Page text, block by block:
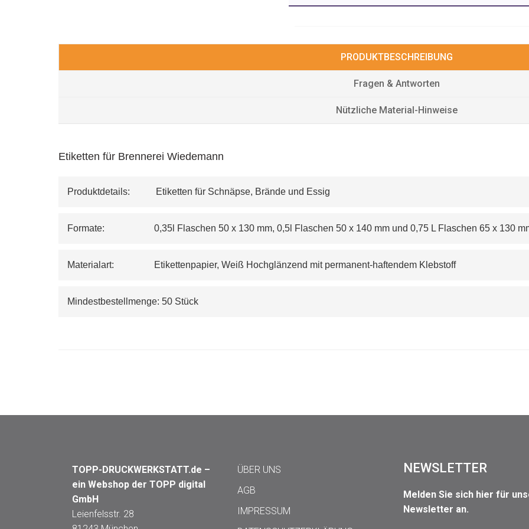
PRODUKTBESCHREIBUNG
Fragen & Antworten
Nützliche Material-Hinweise
Etiketten für Brennerei Wiedemann
Produktdetails:           Etiketten für Schnäpse, Brände und Essig
Formate:                     0,35l Flaschen 50 x 130 mm, 0,5l Flaschen 50 x 140 mm und 0,75 L Flaschen 65 x 130
Materialart:                 Etikettenpapier, Weiß Hochglänzend mit permanent-haftendem Klebstoff
Mindestbestellmenge: 50 Stück
TOPP-DRUCKWERKSTATT.de –
ein Webshop der TOPP digital
GmbH
Leienfelsstr. 28
ÜBER UNS
AGB
IMPRESSUM
NEWSLETTER
Melden Sie sich hier für
Newsletter an.